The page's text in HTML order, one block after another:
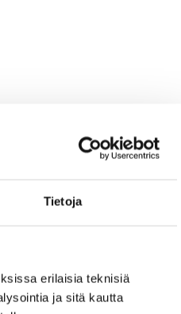
Tietoja
erilaisia teknisiä
ja sitä kautta